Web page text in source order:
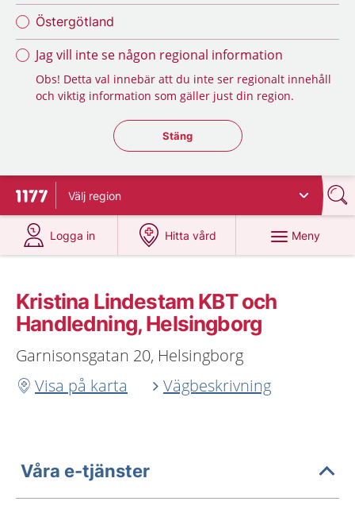
Östergötland
Jag vill inte se någon regional information
Obs! Detta val innebär att du inte ser regionalt innehåll
och viktig information som gäller just din region.
Stäng regionsväljaren
Stäng
Till startsidan för 1177
Välj region
Logga in
på 1177.se
Hitta vård
på 1177.se
Meny
Kristina Lindestam KBT och
Handledning, Helsingborg
Garnisonsgatan 20, Helsingborg
Visa på karta
Vägbeskrivning
Våra e-tjänster